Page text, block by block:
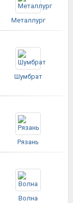
Металлург
Шумбрат
Рязань
Волна